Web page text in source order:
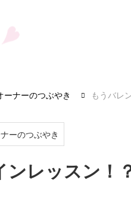
ーナーのつぶやき もうバレ
ーのつぶやき
ンレッスン！